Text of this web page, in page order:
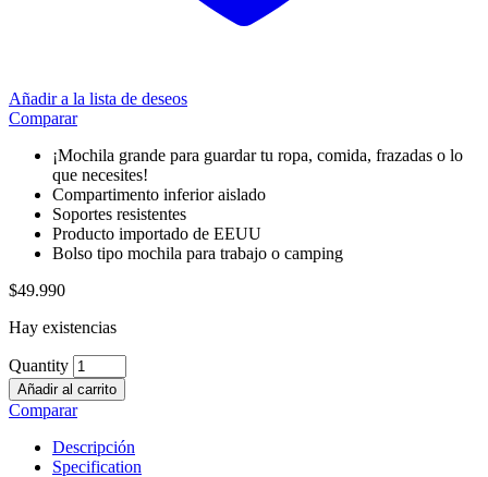
Añadir a la lista de deseos
Comparar
¡Mochila grande para guardar tu ropa, comida, frazadas o lo
que necesites!
Compartimento inferior aislado
Soportes resistentes
Producto importado de EEUU
Bolso tipo mochila para trabajo o camping
$49.990
Hay existencias
Quantity
Añadir al carrito
Comparar
Descripción
Specification